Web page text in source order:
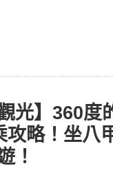
觀光】360度
攻略！坐八
！